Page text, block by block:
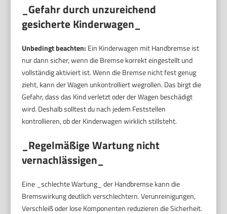
_Gefahr durch unzureichend
gesicherte Kinderwagen_
Unbedingt beachten: Ein Kinderwagen mit Handbremse ist
nur dann sicher, wenn die Bremse korrekt eingestellt und
vollständig aktiviert ist. Wenn die Bremse nicht fest genug
zieht, kann der Wagen unkontrolliert wegrollen. Das birgt die
Gefahr, dass das Kind verletzt oder der Wagen beschädigt
wird. Deshalb solltest du nach jedem Feststellen
kontrollieren, ob der Kinderwagen wirklich stillsteht.
_Regelmäßige Wartung nicht
vernachlässigen_
Eine _schlechte Wartung_ der Handbremse kann die
Bremswirkung deutlich verschlechtern. Verunreinigungen,
Verschleiß oder lose Komponenten reduzieren die Sicherheit.